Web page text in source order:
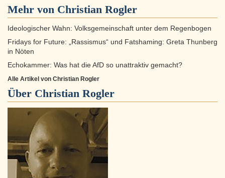
Mehr von Christian Rogler
Ideologischer Wahn: Volksgemeinschaft unter dem Regenbogen
Fridays for Future: „Rassismus“ und Fatshaming: Greta Thunberg
in Nöten
Echokammer: Was hat die AfD so unattraktiv gemacht?
Alle Artikel von Christian Rogler
Über Christian Rogler